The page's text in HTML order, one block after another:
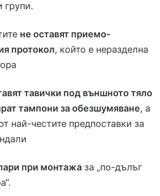
групи.
не оставят приемо-
протокол, който е неразделна
тавички под външното тяло
тампони за обезшумяване, а
най-честите предпоставки за
при монтажа за „по-дълъг